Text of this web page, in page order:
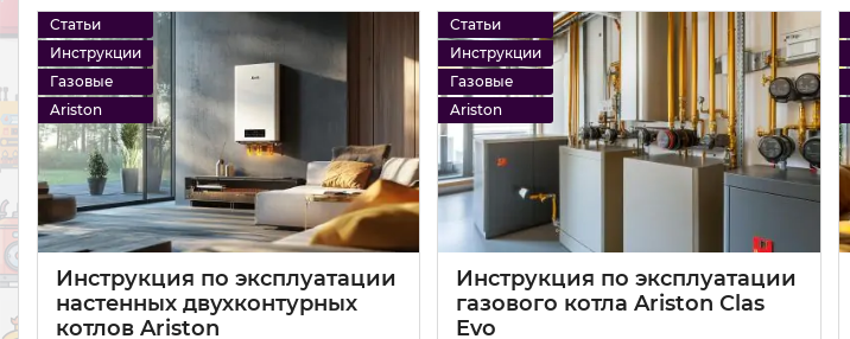
Статьи
Инструкции
Газовые
Ariston
Инструкция по эксплуатации
настенных двухконтурных
котлов Ariston
Статьи
Инструкции
Газовые
Ariston
Инструкция по эксплуатации
газового котла Ariston Clas
Evo